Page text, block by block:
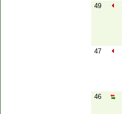
49
47
46